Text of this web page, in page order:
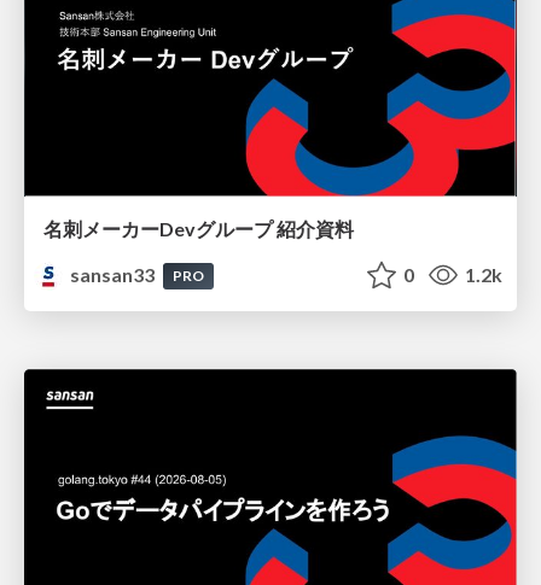
名刺メーカーDevグループ 紹介資料
sansan33
PRO 0 1.2k